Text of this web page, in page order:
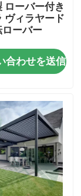
ローバー付き
ヴィラヤード
ーバー
合わせを送信